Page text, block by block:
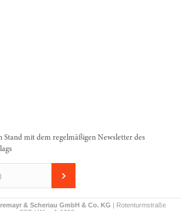
Stand mit dem regelmäßigen Newsletter des
& Scheriau GmbH & Co. KG | Rotenturmstraße